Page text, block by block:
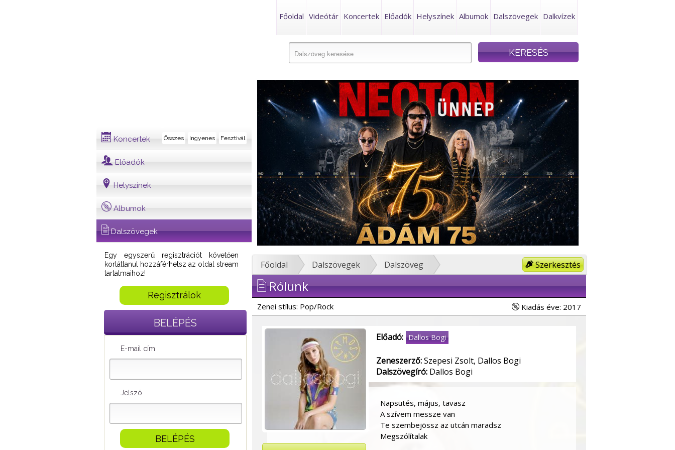
Főoldal Videótár Koncertek Előadók Helyszínek Albumok Dalszövegek Dalkvízek
Koncertek Fesztivál
Ingyenes
Összes
Előadók
Helyszínek
Albumok
Dalszövegek
Egy egyszerű regisztrációt követően
korlátlanul hozzáférhetsz az oldal stream
tartalmaihoz!
Regisztrálok
BELÉPÉS
E-mail cím
Jelszó
Szerkesztés
Főoldal Dalszövegek Dalszöveg
Rólunk
Zenei stílus: Pop/Rock Kiadás éve: 2017
Előadó: Dallos Bogi
Zeneszerző:Szepesi Zsolt, Dallos Bogi
Dalszövegíró: Dallos Bogi
Napsütés, május, tavasz
A szívem messze van
Te szembejössz az utcán maradsz
Megszólítalak